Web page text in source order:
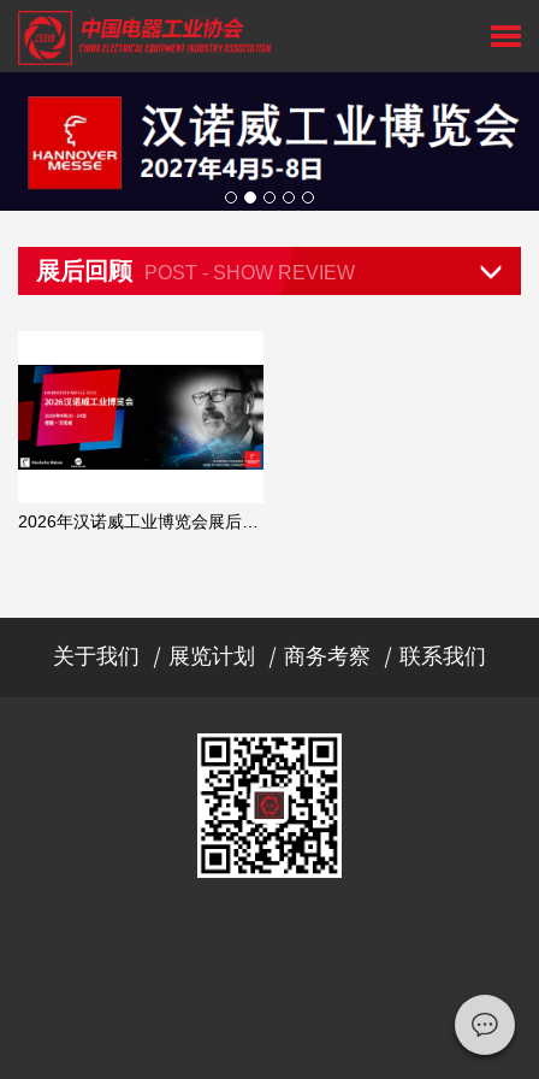
展后回顾 POST - SHOW REVIEW
关于我们 展览计划 商务考察 联系我们